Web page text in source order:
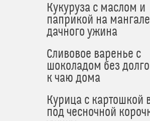
Кукуруза с маслом и
паприкой на
дачного ужина
Сливовое варенье с
шоколадом без
к чаю дома
Курица с картошкой
под чесночной